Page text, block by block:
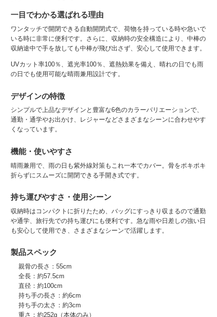
一目でわかる選ばれる理由
ワンタッチで開閉できる自動開閉式で、荷物を持っている時や急いで
いる時に非常に便利です。さらに、収納時の安全構造により、中棒の
収納途中で手を放しても中棒が飛び出さず、安心して使用できます。
UVカット率100％、遮光率100％、遮熱効果を備え、晴れの日でも雨
の日でも使用可能な晴雨兼用設計です。
デザインの特徴
シンプルで上品なデザインと豊富な6色のカラーバリエーションで、
通勤・通学やお出かけ、レジャーなどさまざまなシーンに合わせやす
くなっています。
機能・使いやすさ
晴雨兼用で、雨の日も紫外線対策もこれ一本でカバー。骨をポキポキ
折らずにスムーズに開閉できる手開き式です。
持ち運びやすさ・使用シーン
収納時はコンパクトに折りたため、バッグにすっきり収まるので通勤
や通学、旅行先での持ち運びにも便利です。急な雨や日差しの強い日
も安心して使用でき、さまざまなシーンで活躍します。
製品スペック
親骨の長さ：55cm
全長：約57.5cm
直径：約100cm
持ち手の長さ：約6cm
持ち手の太さ：約3cm
重さ：約252g（本体のみ）